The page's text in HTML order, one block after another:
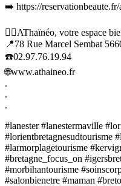
➡️ https://reservationbeaute.fr/
💆‍♀️AThaïnéo, votre espace
📍78 Rue Marcel Sembat
☎️02.97.76.19.94
🌐www.athaineo.fr
.
.
.
#lanester #lanestermaville
#lorientbretagnesudtourisme
#larmorplagetourisme
#bretagne_focus_on
#morbihantourisme
#salonbienetre #maman